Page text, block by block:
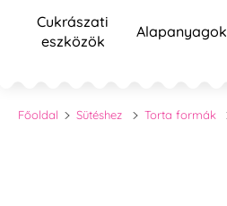
Cukrászati
eszközök
Alapanyagok
Főoldal Sütéshez Torta formák